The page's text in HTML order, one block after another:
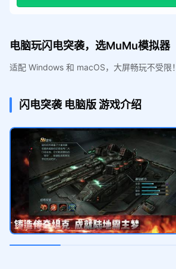
电脑玩闪电突袭，选MuMu模拟器
适配 Windows 和 macOS，大屏畅玩不受限！
闪电突袭 电脑版游戏介绍